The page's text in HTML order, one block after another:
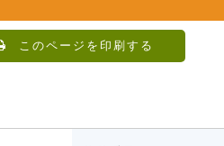
このページを印刷する